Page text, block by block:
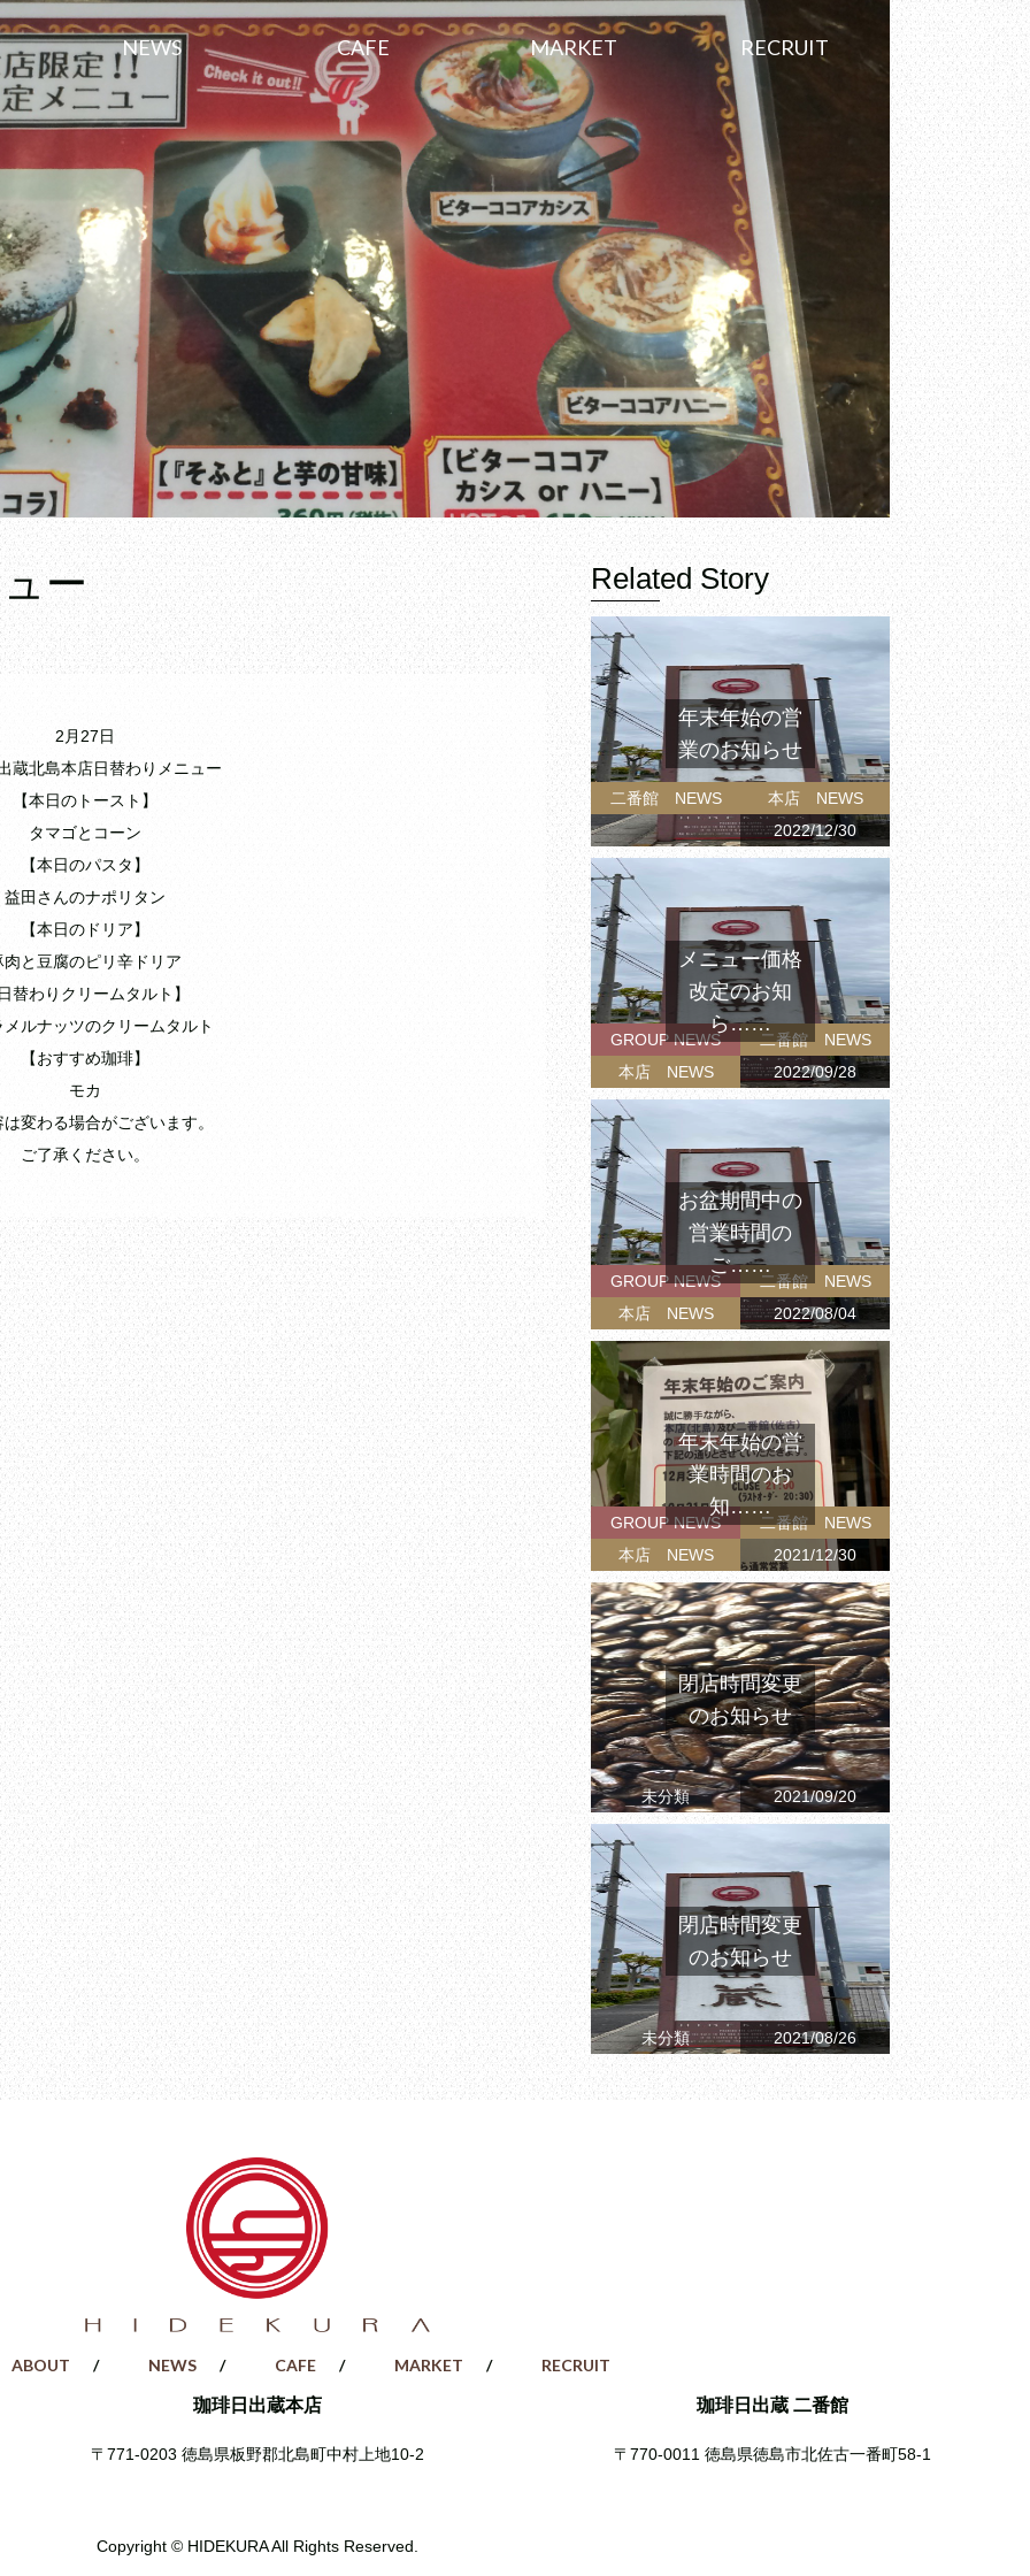
NEWS CAFE MARKET RECRUIT
ー
2月27日
蔵北島本店日替わりメニュー
【本日のトースト】
タマゴとコーン
【本日のパスタ】
益田さんのナポリタン
【本日のドリア】
肉と豆腐のピリ辛ドリア
替わりクリームタルト】
メルナッツのクリームタルト
【おすすめ珈琲】
モカ
変わる場合がございます。
ご了承ください。
Related Story
二番館 NEWS
本店 NEWS
2022/12/30
年末年始の営
業のお知らせ
GROUP NEWS
二番館 NEWS
本店 NEWS
2022/09/28
メニュー価格
改定のお知
ら……
GROUP NEWS
二番館 NEWS
本店 NEWS
2022/08/04
お盆期間中の
営業時間の
ご……
GROUP NEWS
二番館 NEWS
本店 NEWS
2021/12/30
年末年始の営
業時間のお
知……
未分類 2021/09/20
閉店時間変更
のお知らせ
未分類 2021/08/26
閉店時間変更
のお知らせ
ABOUT NEWS CAFE MARKET RECRUIT
珈琲日出蔵本店
〒771-0203 徳島県板野郡北島町中村上地10-2
珈琲日出蔵 二番館
〒770-0011 徳島県徳島市北佐古一番町58-1
Copyright © HIDEKURA All Rights Reserved.